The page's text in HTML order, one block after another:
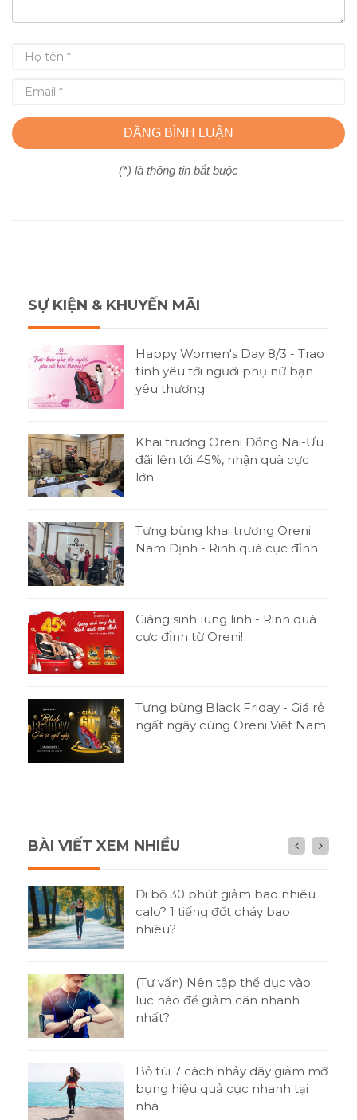
ĐĂNG BÌNH LUẬN
(*) là thông tin bắt buộc
SỰ KIỆN & KHUYẾN MÃI
Happy Women's Day 8/3 - Trao
tình yêu tới người phụ nữ bạn
yêu thương
Khai trương Oreni Đồng Nai-Ưu
đãi lên tới 45%, nhận quà cực
lớn
Tưng bừng khai trương Oreni
Nam Định - Rinh quà cực đỉnh
Giáng sinh lung linh - Rinh quà
cực đỉnh từ Oreni!
Tưng bừng Black Friday - Giá rẻ
ngất ngây cùng Oreni Việt Nam
BÀI VIẾT XEM NHIỀU
Đi bộ 30 phút giảm bao nhiêu
calo? 1 tiếng đốt cháy bao
nhiêu?
(Tư vấn) Nên tập thể dục vào
lúc nào để giảm cân nhanh
nhất?
Bỏ túi 7 cách nhảy dây giảm mỡ
bụng hiệu quả cực nhanh tại
nhà